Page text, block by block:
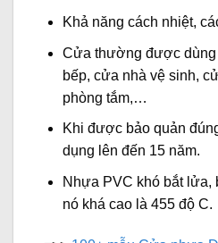
Khả năng cách nhiệt,
Cửa thường được dùng
bếp, cửa nhà vệ sinh,
phòng tắm,…
Khi được bảo quản
dụng lên đến 15 năm.
Nhựa PVC khó bắt lửa,
nó khá cao là 455 độ C.